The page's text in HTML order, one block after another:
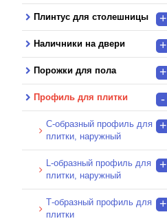
167 Мрамор коричневая перла
27 Серо-голубой (1)
34 Антрацид (1)
36 Ванилия (1)
92 Манго (1)
Бежевый (4)
Бежевый глянец (1)
Белый (3)
Венге (1)
Плинтус для столешницы +
Наличники на двери +
Порожки для пола +
Профиль для плитки -
C-образный профиль для
плитки, наружный
+
L-образный профиль для
плитки, наружный
+
Т-образный профиль для
плитки
+